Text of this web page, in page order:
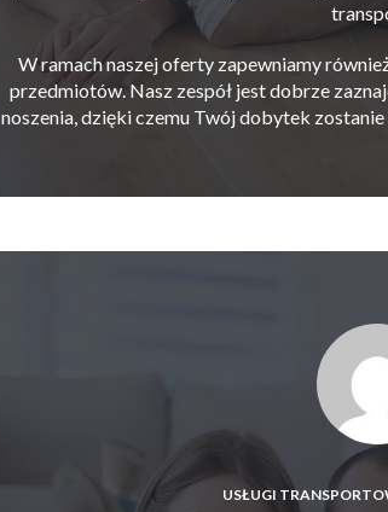
W ramach naszej oferty zapewniamy
przedmiotów. Nasz zespół jest dobrze
noszenia, dzięki czemu Twój dobytek
USŁUGI